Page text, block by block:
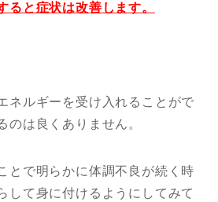
ると症状は改善します。
ネルギーを受け入れることがで
のは良くありません。
とで明らかに体調不良が続く時
して身に付けるようにしてみて